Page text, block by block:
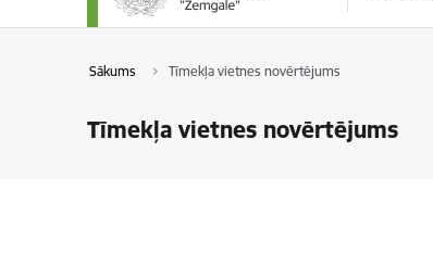
Sākums Tīmekļa vietnes novērtējums
Tīmekļa vietnes novērtējums